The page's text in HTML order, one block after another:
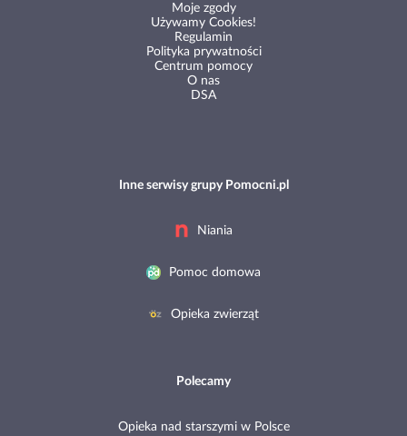
Moje zgody
Używamy Cookies!
Regulamin
Polityka prywatności
Centrum pomocy
O nas
DSA
Inne serwisy grupy Pomocni.pl
Niania
Pomoc domowa
Opieka zwierząt
Polecamy
Opieka nad starszymi w Polsce